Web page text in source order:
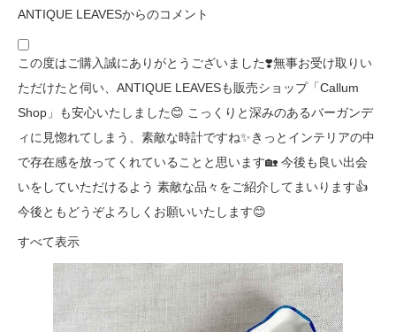
ANTIQUE LEAVESからのコメント
この度はご購入誠にありがとうございました❣️無事お受け取りい
ただけたと伺い、ANTIQUE LEAVESも販売ショップ「Callum
Shop」も安心いたしました😊 こっくりと深みのあるバーガンデ
ィに見惚れてしまう、素敵な時計ですね✨きっとインテリアの中
で存在感を放ってくれていることと思います🏡 今後も良い出会
いをしていただけるよう 素敵な品々をご紹介してまいります👍
今後ともどうぞよろしくお願いいたします😊
すべて表示